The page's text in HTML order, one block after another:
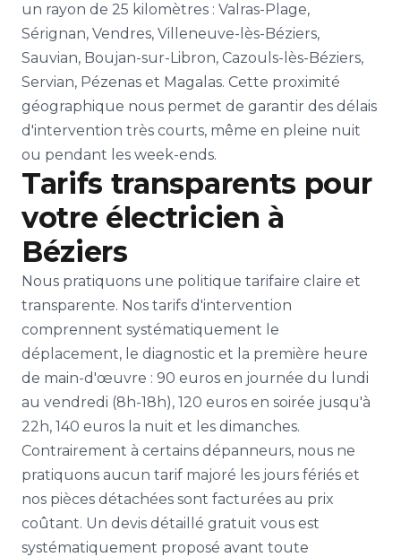
un rayon de 25 kilomètres : Valras-Plage,
Sérignan, Vendres, Villeneuve-lès-Béziers,
Sauvian, Boujan-sur-Libron, Cazouls-lès-Béziers,
Servian, Pézenas et Magalas. Cette proximité
géographique nous permet de garantir des délais
d'intervention très courts, même en pleine nuit
ou pendant les week-ends.
Tarifs transparents pour
votre électricien à
Béziers
Nous pratiquons une politique tarifaire claire et
transparente. Nos tarifs d'intervention
comprennent systématiquement le
déplacement, le diagnostic et la première heure
de main-d'œuvre : 90 euros en journée du lundi
au vendredi (8h-18h), 120 euros en soirée jusqu'à
22h, 140 euros la nuit et les dimanches.
Contrairement à certains dépanneurs, nous ne
pratiquons aucun tarif majoré les jours fériés et
nos pièces détachées sont facturées au prix
coûtant. Un devis détaillé gratuit vous est
systématiquement proposé avant toute